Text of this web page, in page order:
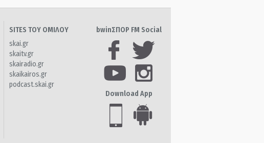
SITES ΤΟΥ ΟΜΙΛΟΥ
skai.gr
skaitv.gr
skairadio.gr
skaikairos.gr
podcast.skai.gr
bwinΣΠΟΡ FM Social
Download App